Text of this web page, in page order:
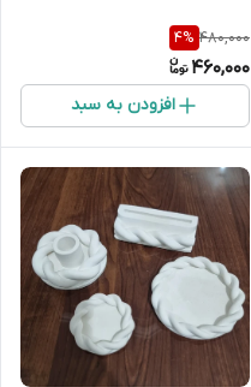
480,000
4%
460,000
افزودن به سبد